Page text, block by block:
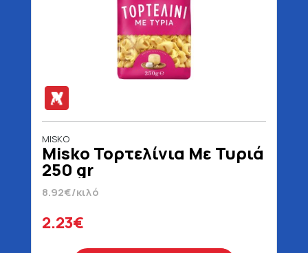
MISKO
Misko Τορτελίνια Με Τυριά
250 gr
8.92€/κιλό
2.23€